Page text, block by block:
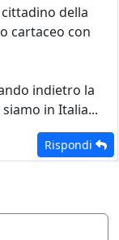
della
cartaceo con
indietro la
in Italia...
Rispondi